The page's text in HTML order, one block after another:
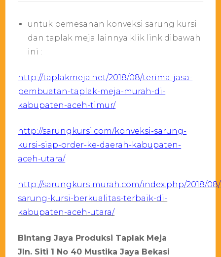
untuk pemesanan konveksi sarung kursi
dan taplak meja lainnya klik link dibawah
ini :
http://taplakmeja.net/2018/08/terima-jasa-
pembuatan-taplak-meja-murah-di-
kabupaten-aceh-timur/
http://sarungkursi.com/konveksi-sarung-
kursi-siap-order-ke-daerah-kabupaten-
aceh-utara/
http://sarungkursimurah.com/index.php/2018/
sarung-kursi-berkualitas-terbaik-di-
kabupaten-aceh-utara/
Bintang Jaya Produksi Taplak Meja
Jln. Siti 1 No 40 Mustika Jaya Bekasi